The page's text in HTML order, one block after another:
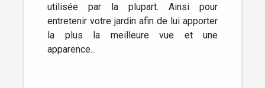
utilisée par la plupart. Ainsi pour
entretenir votre jardin afin de lui apporter
la plus la meilleure vue et une
apparence...